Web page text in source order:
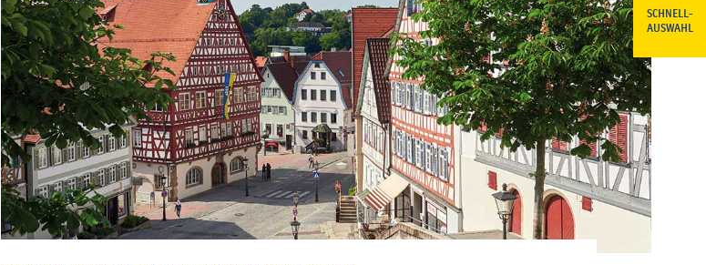
SCHNELL-
AUSWAHL